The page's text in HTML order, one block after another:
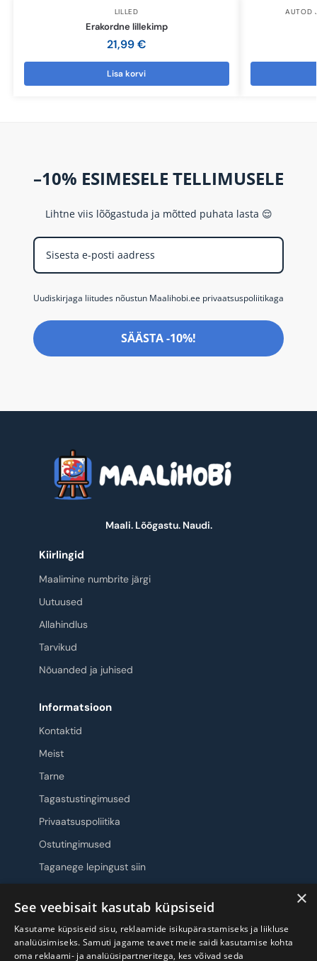
LILLED
Erakordne lillekimp
21,99€
Lisa korvi
AUTOD
–10% ESIMESELE TELLIMUSELE
Lihtne viis lõõgastuda ja mõtted puhata lasta 😌
Uudiskirjaga liitudes nõustun Maalihobi.ee privaatsuspoliitikaga
SÄÄSTA -10%!
Maali. Lõõgastu. Naudi.
Kiirlingid
Maalimine numbrite järgi
Uutuused
Allahindlus
Tarvikud
Nõuanded ja juhised
Informatsioon
Kontaktid
Meist
Tarne
Tagastustingimused
Privaatsuspoliitika
Ostutingimused
Taganege lepingust siin
Jälgi meid ×
See veebisait kasutab küpsiseid
Kasutame küpsiseid sisu, reklaamide isikupärastamiseks ja liikluse
analüüsimiseks. Samuti jagame teavet meie saidi kasutamise kohta
oma reklaami- ja analüüsipartneritega, kes võivad seda